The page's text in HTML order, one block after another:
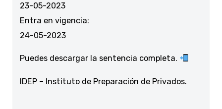
23-05-2023
Entra en vigencia:
24-05-2023
Puedes descargar la sentencia completa.
IDEP – Instituto de Preparación de Privados.